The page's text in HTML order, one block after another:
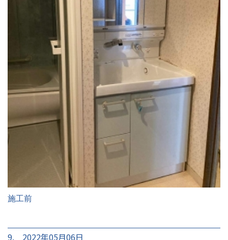
施工前
9. 2022年05月06日